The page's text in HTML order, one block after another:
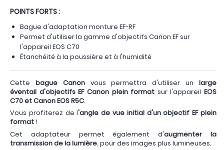
POINTS FORTS :
Bague d'adaptation monture EF-RF
Permet d'utiliser la gamme d'objectifs Canon EF sur
l'appareil EOS C70
Étanchéité à la poussière et à l'humidité
Cette bague Canonvous permettra d'utiliser un large
éventail d'objectifs EF Canon plein format sur l'appareil EOS
C70 et Canon EOS R5C.
Vous profiterez de l'angle de vue initial d'un objectif EF plein
format !
Cet adaptateur permet également d'augmenter la
transmission de la lumière , pour des images plus lumineuses.